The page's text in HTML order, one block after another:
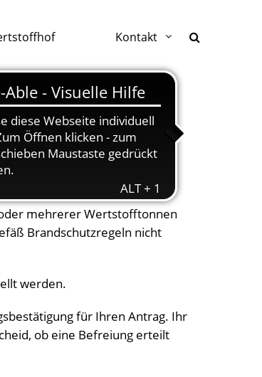
Kontakt
entsprechend
befreien lassen und
mehrerer Wertstofftonnen
Brandschutzregeln nicht
werden.
für Ihren Antrag. Ihr
ob eine Befreiung erteilt